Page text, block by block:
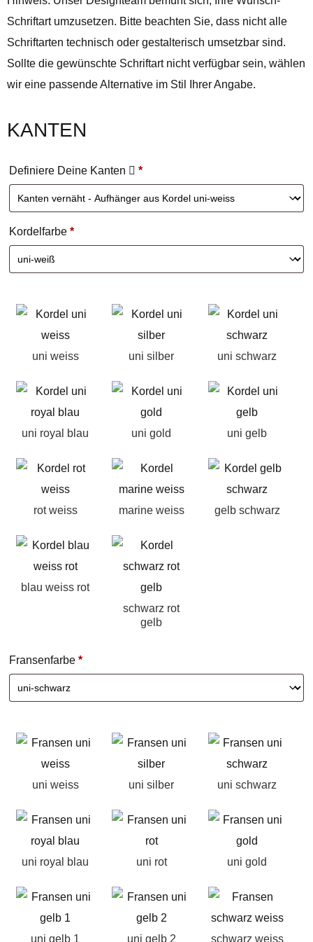
Schriftart umzusetzen. Bitte beachten Sie, dass nicht alle
Schriftarten technisch oder gestalterisch umsetzbar sind.
Sollte die gewünschte Schriftart nicht verfügbar sein, wählen
wir eine passende Alternative im Stil Ihrer Angabe.
KANTEN
Definiere Deine Kanten *
Kordelfarbe *
uni weiss uni silber uni schwarz
uni royal blau uni gold uni gelb
rot weiss marine weiss gelb schwarz
blau weiss rot
schwarz rot
gelb
Fransenfarbe *
uni weiss uni silber uni schwarz
uni royal blau uni rot uni gold
uni gelb 1 uni gelb 2 schwarz weiss